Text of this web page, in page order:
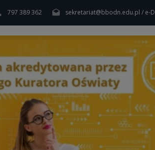
797 389 362 sekretariat@bbodn.edu.pl / e-